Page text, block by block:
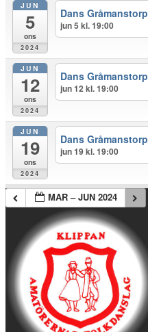
JUN
5
ons
2024
Dans Gråmanstorp
jun 5 kl. 19:00
JUN
12
ons
2024
Dans Gråmanstorp
jun 12 kl. 19:00
JUN
19
ons
2024
Dans Gråmanstorp
jun 19 kl. 19:00
MAR – JUN 2024